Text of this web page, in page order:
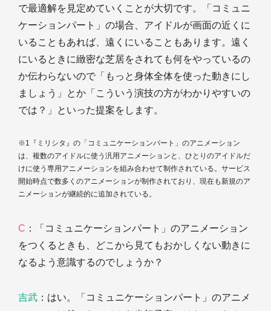
で最適解を見定めていくことが大切です。「コミュニ
ケーションパート」の場合、アイドルが画面の近くに
いることもあれば、遠くにいることもあります。遠く
にいるときに緻密な芝居をされても何をやっているの
か伝わらないので「もっと身体全体を使った動きにし
ましょう」とか「こういう演技の方がわかりやすいの
では？」といった提案をします。
※1『ミリシタ』の「コミュニケーションパート」のアニメーション
は、複数のアイドルに使う汎用アニメーションと、ひとりのアイドルだ
けに使う専用アニメーションを組み合わせて制作されている。サービス
開始時点で数多くのアニメーションが制作されており、現在も新規のア
ニメーションが継続的に追加されている。
C ：「コミュニケーションパート」のアニメーション
をつくるときも、どこから見てもおかしくない動きに
なるよう意識するのでしょうか？
吉武 ：はい。「コミュニケーションパート」のアニメ